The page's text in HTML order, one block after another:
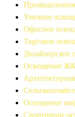
Уличное
Офисное
Торговое
Дизайнерское
Освещение
Освещение
Спортивное